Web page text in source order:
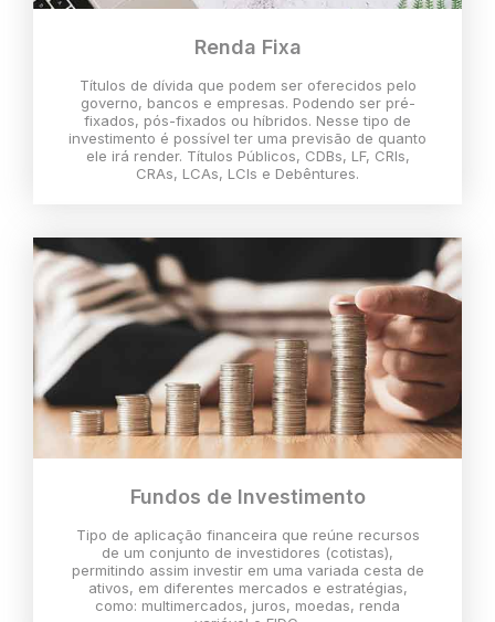
Renda Fixa
Títulos de dívida que podem ser oferecidos pelo
governo, bancos e empresas. Podendo ser pré-
fixados, pós-fixados ou híbridos. Nesse tipo de
investimento é possível ter uma previsão de quanto
ele irá render. Títulos Públicos, CDBs, LF, CRIs,
CRAs, LCAs, LCIs e Debêntures.
Fundos de Investimento
Tipo de aplicação financeira que reúne recursos
de um conjunto de investidores (cotistas),
permitindo assim investir em uma variada cesta de
ativos, em diferentes mercados e estratégias,
como: multimercados, juros, moedas, renda